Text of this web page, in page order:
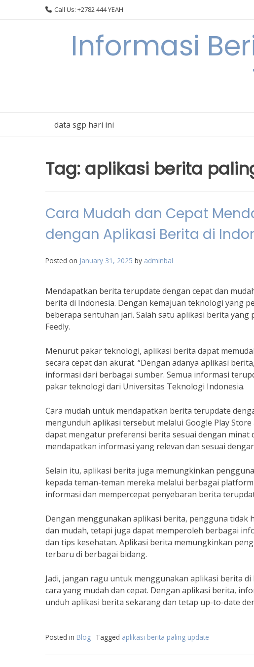
Call Us: +2782 444 YEAH
Informasi
data sgp hari ini
Tag: aplikasi berita
Cara Mudah dan Cepat
dengan Aplikasi Berita di
Posted on January 31, 2025 by adminbal
Mendapatkan berita terupdate dengan cepat dan
berita di Indonesia. Dengan kemajuan teknologi yang
beberapa sentuhan jari. Salah satu aplikasi berita
Feedly.
Menurut pakar teknologi, aplikasi berita dapat
secara cepat dan akurat. “Dengan adanya aplikasi
informasi dari berbagai sumber. Semua informasi
pakar teknologi dari Universitas Teknologi Indonesia.
Cara mudah untuk mendapatkan berita terupdate
mengunduh aplikasi tersebut melalui Google Play
dapat mengatur preferensi berita sesuai dengan
mendapatkan informasi yang relevan dan sesuai
Selain itu, aplikasi berita juga memungkinkan
kepada teman-teman mereka melalui berbagai
informasi dan mempercepat penyebaran berita
Dengan menggunakan aplikasi berita, pengguna tidak
dan mudah, tetapi juga dapat memperoleh berbagai
dan tips kesehatan. Aplikasi berita memungkinkan
terbaru di berbagai bidang.
Jadi, jangan ragu untuk menggunakan aplikasi berita
cara yang mudah dan cepat. Dengan aplikasi berita,
unduh aplikasi berita sekarang dan tetap up-to-date
Posted in Blog Tagged aplikasi berita paling update